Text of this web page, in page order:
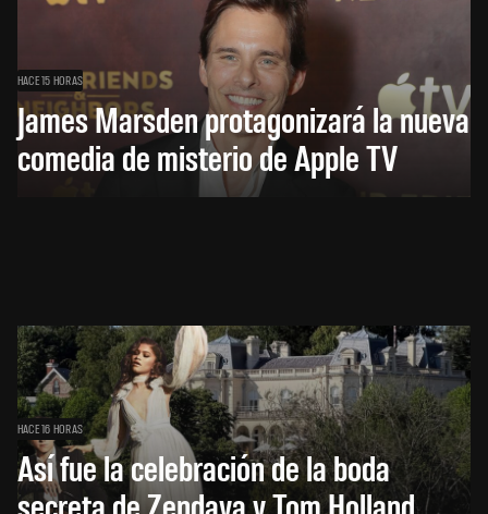
HACE 15 HORAS
James Marsden protagonizará la nueva
comedia de misterio de Apple TV
HACE 16 HORAS
Así fue la celebración de la boda